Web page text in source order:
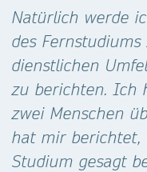
Natürlich werde
des
dienstlichen
zu berichten. Ich
zwei Menschen
hat mir berichtet,
Studium gesagt